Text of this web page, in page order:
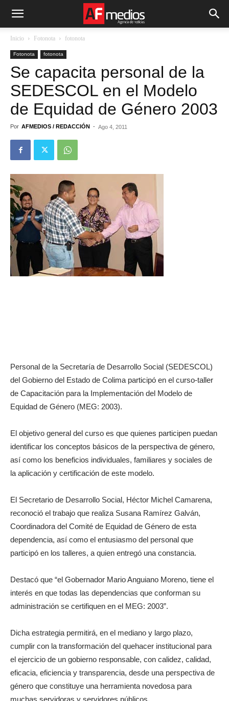
Inicio Fotonota fotonota
Fotonota fotonota
Se capacita personal de la
SEDESCOL en el Modelo
de Equidad de Género 2003
Por AFMEDIOS / REDACCIÓN - Ago 4, 2011
Personal de la Secretaría de Desarrollo Social (SEDESCOL)
del Gobierno del Estado de Colima participó en el curso-taller
de Capacitación para la Implementación del Modelo de
Equidad de Género (MEG: 2003).
El objetivo general del curso es que quienes participen puedan
identificar los conceptos básicos de la perspectiva de género,
así como los beneficios individuales, familiares y sociales de
la aplicación y certificación de este modelo.
El Secretario de Desarrollo Social, Héctor Michel Camarena,
reconoció el trabajo que realiza Susana Ramírez Galván,
Coordinadora del Comité de Equidad de Género de esta
dependencia, así como el entusiasmo del personal que
participó en los talleres, a quien entregó una constancia.
Destacó que “el Gobernador Mario Anguiano Moreno, tiene el
interés en que todas las dependencias que conforman su
administración se certifiquen en el MEG: 2003”.
Dicha estrategia permitirá, en el mediano y largo plazo,
cumplir con la transformación del quehacer institucional para
el ejercicio de un gobierno responsable, con calidez, calidad,
eficacia, eficiencia y transparencia, desde una perspectiva de
género que constituye una herramienta novedosa para
muchas servidoras y servidores públicos.